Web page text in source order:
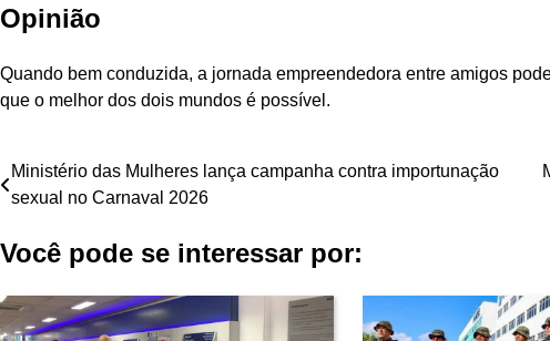
Opinião
Quando bem conduzida, a jornada empreendedora entre amigos
que o melhor dos dois mundos é possível.
Navegação
Post
Ministério das Mulheres lança campanha contra importunação
sexual no Carnaval 2026
Você pode se interessar por: